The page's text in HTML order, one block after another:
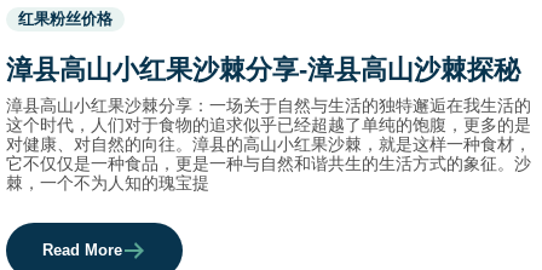
Used
before
category
names.
红果粉丝价格
漳县高山小红果沙棘分享-漳县高山沙棘探秘
漳县高山小红果沙棘分享：一场关于自然与生活的独特邂逅在我生活的
这个时代，人们对于食物的追求似乎已经超越了单纯的饱腹，更多的是
对健康、对自然的向往。漳县的高山小红果沙棘，就是这样一种食材，
它不仅仅是一种食品，更是一种与自然和谐共生的生活方式的象征。沙
棘，一个不为人知的瑰宝提
Read More